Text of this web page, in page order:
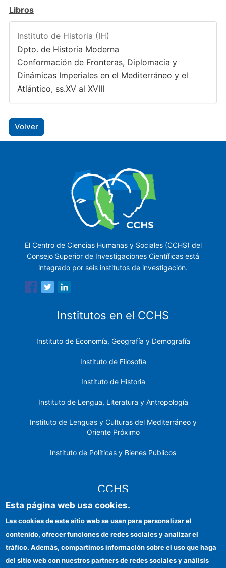
Libros
Instituto de Historia (IH)
Dpto. de Historia Moderna
Conformación de Fronteras, Diplomacia y
Dinámicas Imperiales en el Mediterráneo y el
Atlántico, ss.XV al XVIII
Volver
El Centro de Ciencias Humanas y Sociales (CCHS) del
Consejo Superior de Investigaciones Científicas está
integrado por seis institutos de investigación.
Institutos en el CCHS
Instituto de Economía, Geografía y Demografía
Instituto de Filosofía
Instituto de Historia
Instituto de Lengua, Literatura y Antropología
Instituto de Lenguas y Culturas del Mediterráneo y
Oriente Próximo
Instituto de Políticas y Bienes Públicos
CCHS
Identidad institucional
Esta página web usa cookies.
Las cookies de este sitio web se usan para personalizar el
contenido, ofrecer funciones de redes sociales y analizar el
tráfico. Además, compartimos información sobre el uso que haga
del sitio web con nuestros partners de redes sociales y análisis